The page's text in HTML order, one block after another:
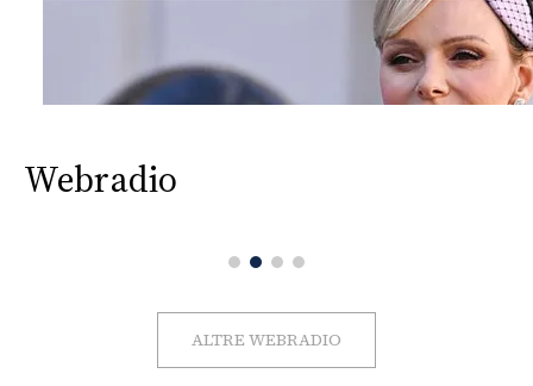
Webradio
ALTRE WEBRADIO